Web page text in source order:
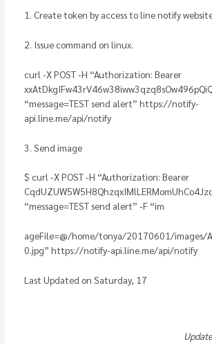
1. Create token by access to line notify
2. Issue command on linux.
curl -X POST -H “Authorization: Bearer
“message=TEST send alert” https://notify-
api.line.me/api/notify
3. Send image
$ curl -X POST -H “Authorization: Bearer
“message=TEST send alert” -F “im
ageFile=@/home/tonya/20170601/images/
0.jpg” https://notify-api.line.me/api/notify
Last Updated on Saturday, 17